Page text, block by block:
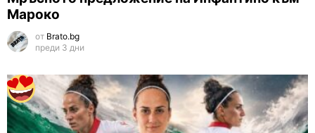
Мароко
от Brato.bg
преди 3 дни